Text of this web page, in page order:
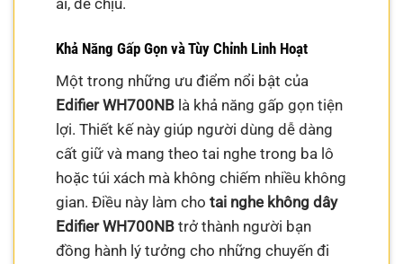
ái, dễ chịu.
Khả Năng Gấp Gọn và Tùy Chỉnh Linh Hoạt
Một trong những ưu điểm nổi bật của
Edifier WH700NB là khả năng gấp gọn tiện
lợi. Thiết kế này giúp người dùng dễ dàng
cất giữ và mang theo tai nghe trong ba lô
hoặc túi xách mà không chiếm nhiều không
gian. Điều này làm chotai nghe không dây
Edifier WH700NB trở thành người bạn
đồng hành lý tưởng cho những chuyến đi